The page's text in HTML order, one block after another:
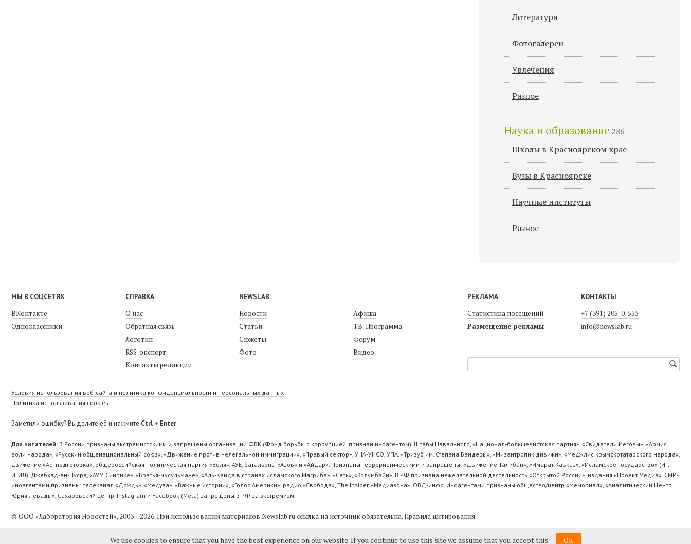
Литература
Фотогалереи
Увлечения
Разное
Наука и образование 286
Школы в Красноярском крае
Вузы в Красноярске
Научные институты
Разное
МЫ В СОЦСЕТЯХ
ВКонтакте
Одноклассники
СПРАВКА
О нас
Обратная связь
Логотип
RSS-экспорт
Контакты редакции
NEWSLAB
Новости
Статьи
Сюжеты
Фото
Афиша
ТВ-Программа
Форум
Видео
РЕКЛАМА
Статистика посещений
Размещение рекламы
КОНТАКТЫ
+7 (391) 205-0-555
info@newslab.ru
Условия использования веб-сайта и политика конфиденциальности и персональных данных
Политика использования cookies
Заметили ошибку? Выделите её и нажмите Ctrl + Enter.
Для читателей: В России признаны экстремистскими и запрещены организации ФБК (Фонд борьбы с коррупцией, признан иноагентом), Штабы Навального, «Национал-большевистская партия», «Свидетели Иеговы», «Армия
воли народа», «Русский общенациональный союз», «Движение против нелегальной иммиграции», «Правый сектор», УНА-УНСО, УПА, «Тризуб им. Степана Бандеры», «Мизантропик дивижн», «Меджлис крымскотатарского народа»,
движение «Артподготовка», общероссийская политическая партия «Воля», АУЕ, батальоны «Азов» и «Айдар». Признаны террористическими и запрещены: «Движение Талибан», «Имарат Кавказ», «Исламское государство» (ИГ,
ИГИЛ), Джебхад-ан-Нусра, «АУМ Синрике», «Братья-мусульмане», «Аль-Каида в странах исламского Магриба», «Сеть», «Колумбайн». В РФ признана нежелательной деятельность «Открытой России», издания «Проект Медиа». СМИ-
иноагентами признаны: телеканал «Дождь», «Медуза», «Важные истории», «Голос Америки», радио «Свобода», The Insider, «Медиазона», ОВД-инфо. Иноагентами признаны общество/центр «Мемориал», «Аналитический Центр
Юрия Левады», Сахаровский центр. Instagram и Facebook (Metа) запрещены в РФ за экстремизм.
© ООО «Лаборатория Новоcтей», 2003—2026.При использовании материалов Newslab.ru ссылка на источник обязательна.Правила цитирования.
We use cookies to ensure that you have the best experience on our website. If you continue to use this site we assume that you accept this. OK